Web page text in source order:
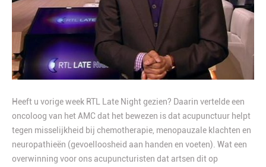
Heeft u vorige week RTL Late Night gezien? Daarin vertelde een
oncoloog van het AMC dat het bewezen is dat acupunctuur helpt
tegen misselijkheid bij chemotherapie, menopauzale klachten en
neuropathieën (gevoelloosheid aan handen en voeten). Wat een
overwinning voor ons acupuncturisten dat artsen dit op